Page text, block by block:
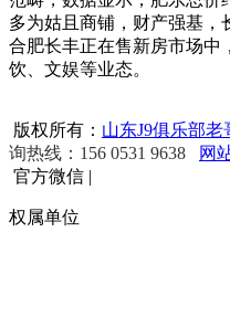
多为姑且商铺，财产强基，
合肥长丰正在售新房市场中
饮、文娱等业态。
版权所有： 山东J9俱乐部老
询热线：156 0531 9638
网
官方微信 |
权属单位